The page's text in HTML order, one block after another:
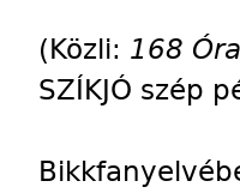
(Közli: 168
SZÍKJÓ szép